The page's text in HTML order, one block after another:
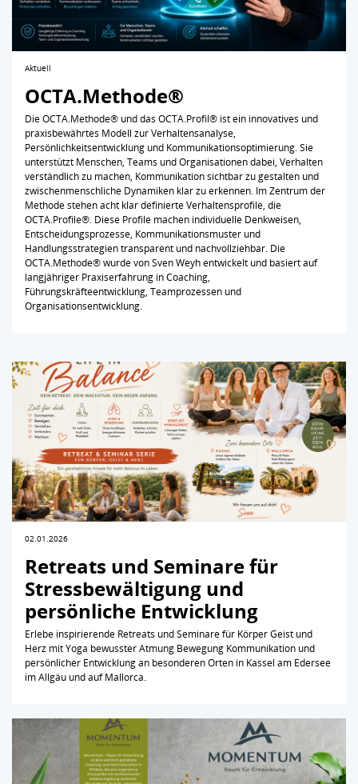
Aktuell
OCTA.Methode®
Die OCTA.Methode® und das OCTA.Profil® ist ein innovatives und
praxisbewährtes Modell zur Verhaltensanalyse,
Persönlichkeitsentwicklung und Kommunikationsoptimierung. Sie
unterstützt Menschen, Teams und Organisationen dabei, Verhalten
verständlich zu machen, Kommunikation sichtbar zu gestalten und
zwischenmenschliche Dynamiken klar zu erkennen. Im Zentrum der
Methode stehen acht klar definierte Verhaltensprofile, die
OCTA.Profile®. Diese Profile machen individuelle Denkweisen,
Entscheidungsprozesse, Kommunikationsmuster und
Handlungsstrategien transparent und nachvollziehbar. Die
OCTA.Methode® wurde von Sven Weyh entwickelt und basiert auf
langjähriger Praxiserfahrung in Coaching,
Führungskräfteentwicklung, Teamprozessen und
Organisationsentwicklung.
02.01.2026
Retreats und Seminare für
Stressbewältigung und
persönliche Entwicklung
Erlebe inspirierende Retreats und Seminare für Körper Geist und
Herz mit Yoga bewusster Atmung Bewegung Kommunikation und
persönlicher Entwicklung an besonderen Orten in Kassel am Edersee
im Allgäu und auf Mallorca.